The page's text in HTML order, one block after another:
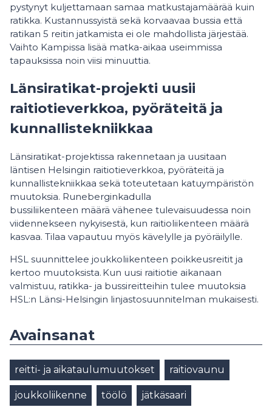
pystynyt kuljettamaan samaa matkustajamäärää kuin
ratikka. Kustannussyistä sekä korvaavaa bussia että
ratikan 5 reitin jatkamista ei ole mahdollista järjestää.
Vaihto Kampissa lisää matka-aikaa useimmissa
tapauksissa noin viisi minuuttia.
Länsiratikat-projekti uusii
raitiotieverkkoa, pyöräteitä ja
kunnallistekniikkaa
Länsiratikat-projektissa rakennetaan ja uusitaan
läntisen Helsingin raitiotieverkkoa, pyöräteitä ja
kunnallistekniikkaa sekä toteutetaan katuympäristön
muutoksia. Runeberginkadulla
bussiliikenteen määrä vähenee tulevaisuudessa noin
viidennekseen nykyisestä, kun raitioliikenteen määrä
kasvaa. Tilaa vapautuu myös kävelylle ja pyöräilylle.
HSL suunnittelee joukkoliikenteen poikkeusreitit ja
kertoo muutoksista. Kun uusi raitiotie aikanaan
valmistuu, ratikka- ja bussireitteihin tulee muutoksia
HSL:n Länsi-Helsingin linjastosuunnitelman mukaisesti.
Avainsanat
reitti- ja aikataulumuutokset raitiovaunu
joukkoliikenne töölö jätkäsaari